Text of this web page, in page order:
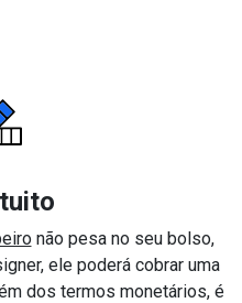
não pesa no seu bolso,
ele poderá cobrar uma
dos termos monetários, é